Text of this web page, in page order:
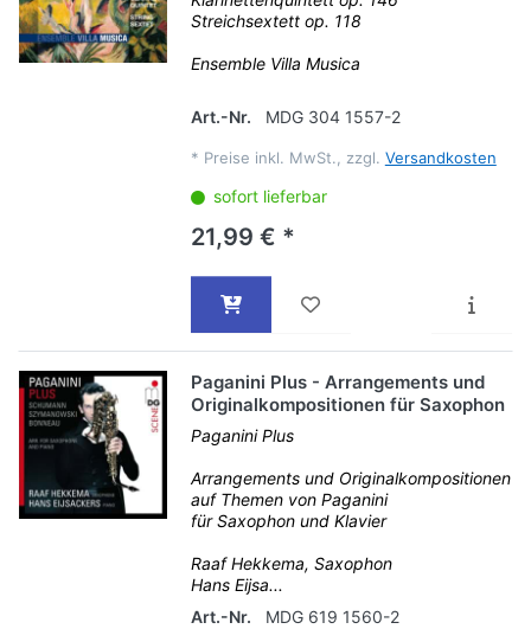
Streichsextett op. 118
Ensemble Villa Musica
Art.-Nr. MDG 304 1557-2
* Preise inkl. MwSt., zzgl. Versandkosten
sofort lieferbar
21,99 € *
Paganini Plus - Arrangements und
Originalkompositionen für Saxophon
Paganini Plus
Arrangements und Originalkompositionen
auf Themen von Paganini
für Saxophon und Klavier
Raaf Hekkema, Saxophon
Hans Eijsa...
Art.-Nr.
MDG 619 1560-2